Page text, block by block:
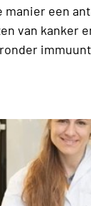
manier een
van kanker